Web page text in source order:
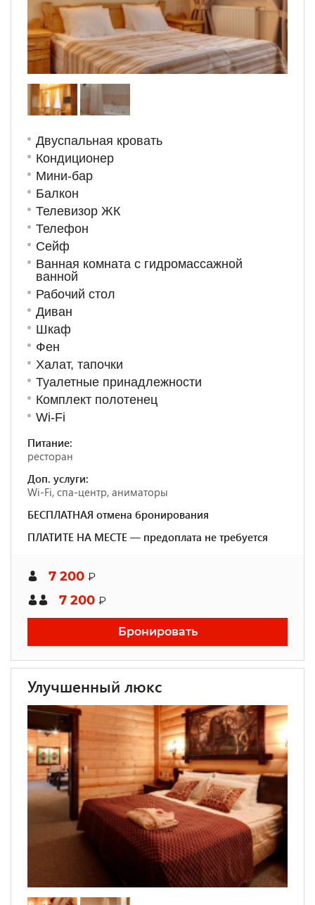
Двуспальная кровать
Кондиционер
Мини-бар
Балкон
Телевизор ЖК
Телефон
Сейф
Ванная комната с гидромассажной
ванной
Рабочий стол
Диван
Шкаф
Фен
Халат, тапочки
Туалетные принадлежности
Комплект полотенец
Wi-Fi
Питание:
ресторан
Доп. услуги:
Wi-Fi, спа-центр, аниматоры
БЕСПЛАТНАЯ отмена бронирования
ПЛАТИТЕ НА МЕСТЕ — предоплата не требуется
7 200 ₽
7 200 ₽
Бронировать
Улучшенный люкс